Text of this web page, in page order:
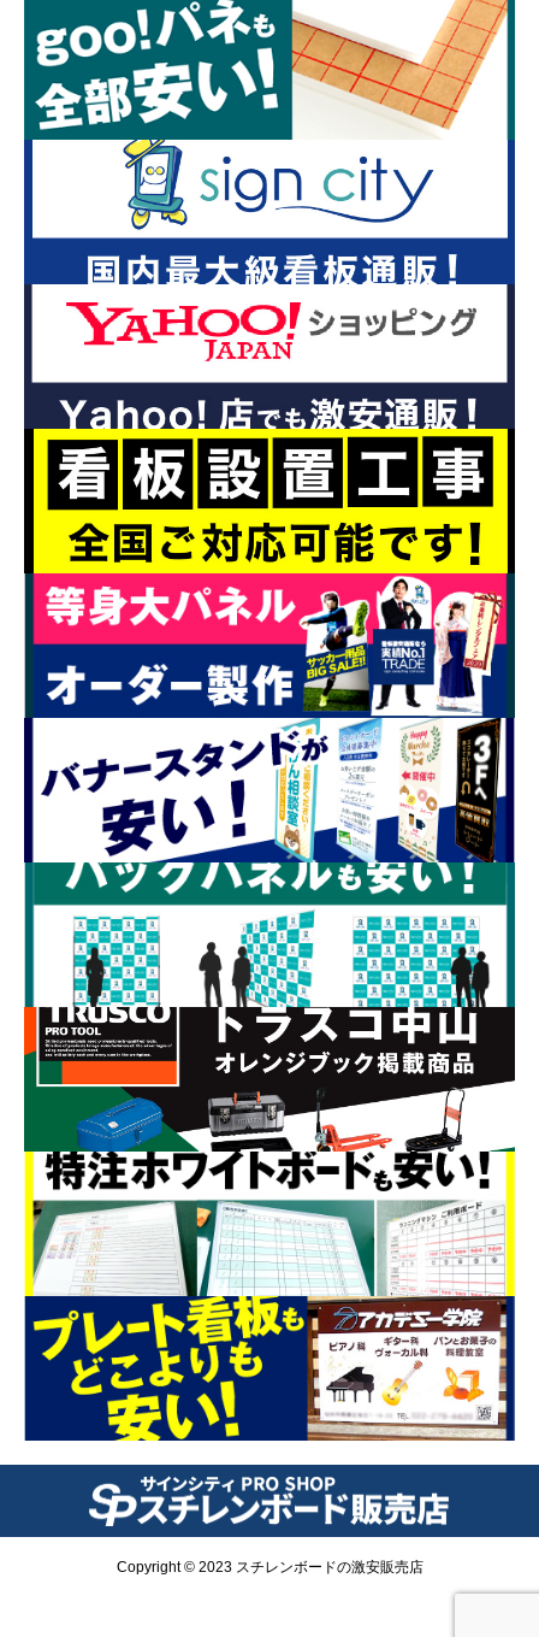
Copyright © 2023 スチレンボードの激安販売店